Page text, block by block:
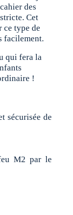
des
Cet
ce type de
facilement.
qui fera la
!
sécurisée de
M2 par le